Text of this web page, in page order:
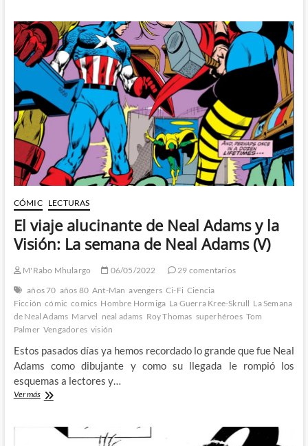
los
Vengadores
de
Jed
Mackay
CÓMIC LECTURAS
El viaje alucinante de Neal Adams y la
Visión: La semana de Neal Adams (V)
M'Rabo Mhulargo 06/05/2022
29 comentarios
años 70 años 80 Ant-Man avengers Ci-Fi Ciencia
Ficción cómic comics Hombre Hormiga La Guerra Kree-Skrull La Semana
de Neal Adams Marvel neal adams Roy Thomas superhéroes Tom
Palmer Vengadores visión
Estos pasados días ya hemos recordado lo grande que fue Neal
Adams como dibujante y como su llegada le rompió los
esquemas a lectores y…
Ver másEl